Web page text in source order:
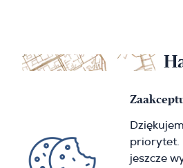
00-
priorytet.
jeszcze